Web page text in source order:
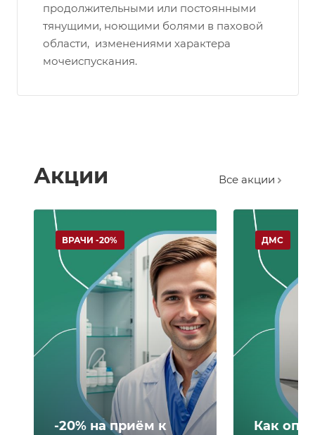
продолжительными или постоянными
тянущими, ноющими болями в паховой
области, изменениями характера
мочеиспускания.
Акции Все акции
-20% на приём к
ВРАЧИ -20%
Как
ДМС